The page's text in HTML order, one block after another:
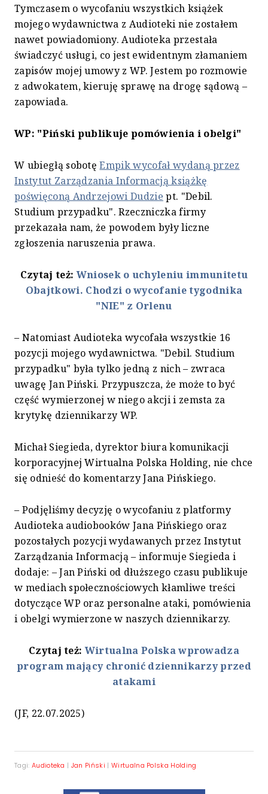
Tymczasem o wycofaniu wszystkich książek
mojego wydawnictwa z Audioteki nie zostałem
nawet powiadomiony. Audioteka przestała
świadczyć usługi, co jest ewidentnym złamaniem
zapisów mojej umowy z WP. Jestem po rozmowie
z adwokatem, kieruję sprawę na drogę sądową –
zapowiada.
WP: "Piński publikuje pomówienia i obelgi"
W ubiegłą sobotęEmpik wycofał wydaną przez
Instytut Zarządzania Informacją książkę
poświęconą Andrzejowi Dudzie pt. "Debil.
Studium przypadku". Rzeczniczka firmy
przekazała nam, że powodem były liczne
zgłoszenia naruszenia prawa.
Czytaj też:Wniosek o uchyleniu immunitetu
Obajtkowi. Chodzi o wycofanie tygodnika
"NIE" z Orlenu
– Natomiast Audioteka wycofała wszystkie 16
pozycji mojego wydawnictwa. "Debil. Studium
przypadku" była tylko jedną z nich – zwraca
uwagę Jan Piński. Przypuszcza, że może to być
część wymierzonej w niego akcji i zemsta za
krytykę dziennikarzy WP.
Michał Siegieda, dyrektor biura komunikacji
korporacyjnej Wirtualna Polska Holding, nie chce
się odnieść do komentarzy Jana Pińskiego.
– Podjęliśmy decyzję o wycofaniu z platformy
Audioteka audiobooków Jana Pińskiego oraz
pozostałych pozycji wydawanych przez Instytut
Zarządzania Informacją – informuje Siegieda i
dodaje: – Jan Piński od dłuższego czasu publikuje
w mediach społecznościowych kłamliwe treści
dotyczące WP oraz personalne ataki, pomówienia
i obelgi wymierzone w naszych dziennikarzy.
Czytaj też:Wirtualna Polska wprowadza
program mający chronić dziennikarzy przed
atakami
(JF, 22.07.2025)
Tagi: Audioteka | Jan Piński | Wirtualna Polska Holding